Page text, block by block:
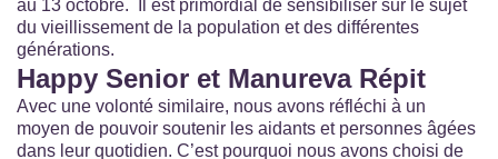
au 13 octobre. Il est primordial de sensibiliser sur le sujet
du vieillissement de la population et des différentes
générations.
Happy Senior et Manureva Répit
Avec une volonté similaire, nous avons réfléchi à un
moyen de pouvoir soutenir les aidants et personnes âgées
dans leur quotidien. C’est pourquoi nous avons choisi de